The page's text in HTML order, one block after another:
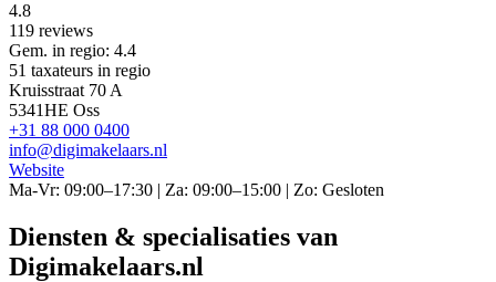
4.8
119 reviews
Gem. in regio: 4.4
51 taxateurs in regio
Kruisstraat 70 A
5341HE Oss
+31 88 000 0400
info@digimakelaars.nl
Website
Ma-Vr: 09:00–17:30 | Za: 09:00–15:00 | Zo: Gesloten
Diensten & specialisaties van
Digimakelaars.nl